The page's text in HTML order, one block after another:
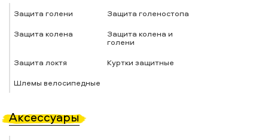
Защита голени
Защита голеностопа
Защита колена
Защита колена и
голени
Защита локтя
Куртки защитные
Шлемы велосипедные
Аксессуары